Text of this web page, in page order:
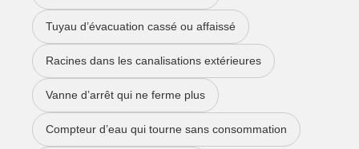
Tuyau d’évacuation cassé ou affaissé
Racines dans les canalisations extérieures
Vanne d’arrêt qui ne ferme plus
Compteur d’eau qui tourne sans consommation